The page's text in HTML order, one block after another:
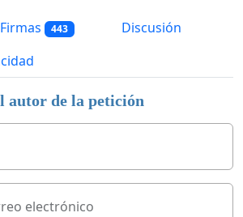
Firmas 443
Discusión
autor de la petición
electrónico